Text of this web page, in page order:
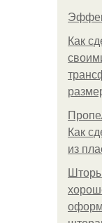
Как
Как
из